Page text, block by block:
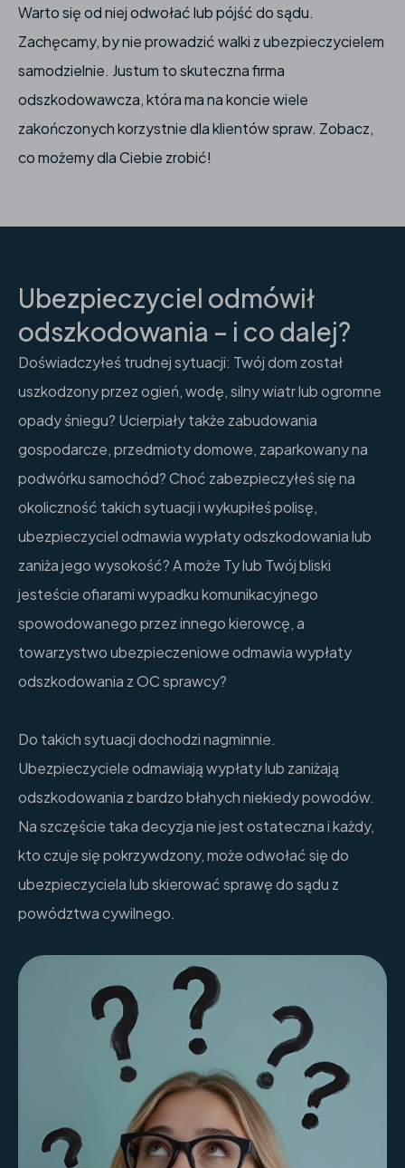
Warto się od niej odwołać lub pójść do sądu.
Zachęcamy, by nie prowadzić walki z ubezpieczycielem
samodzielnie. Justum to skuteczna firma
odszkodowawcza, która ma na koncie wiele
zakończonych korzystnie dla klientów spraw. Zobacz,
co możemy dla Ciebie zrobić!
Ubezpieczyciel odmówił
odszkodowania – i co dalej?
Doświadczyłeś trudnej sytuacji: Twój dom został
uszkodzony przez ogień, wodę, silny wiatr lub ogromne
opady śniegu? Ucierpiały także zabudowania
gospodarcze, przedmioty domowe, zaparkowany na
podwórku samochód? Choć zabezpieczyłeś się na
okoliczność takich sytuacji i wykupiłeś polisę,
ubezpieczyciel odmawia wypłaty odszkodowania lub
zaniża jego wysokość? A może Ty lub Twój bliski
jesteście ofiarami wypadku komunikacyjnego
spowodowanego przez innego kierowcę, a
towarzystwo ubezpieczeniowe odmawia wypłaty
odszkodowania z OC sprawcy?
Do takich sytuacji dochodzi nagminnie.
Ubezpieczyciele odmawiają wypłaty lub zaniżają
odszkodowania z bardzo błahych niekiedy powodów.
Na szczęście taka decyzja nie jest ostateczna i każdy,
kto czuje się pokrzywdzony, może odwołać się do
ubezpieczyciela lub skierować sprawę do sądu z
powództwa cywilnego.